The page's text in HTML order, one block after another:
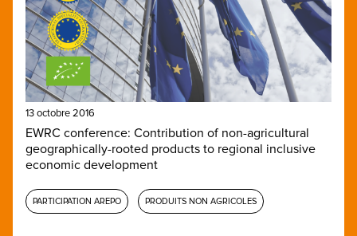
13 octobre 2016
EWRC conference: Contribution of non-agricultural
geographically-rooted products to regional inclusive
economic development
PARTICIPATION AREPO PRODUITS NON AGRICOLES